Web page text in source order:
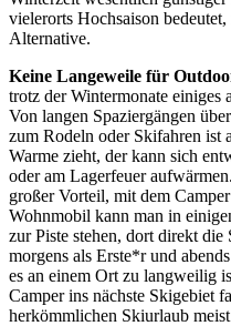
vielerorts Hochsaison
Alternative.
Keine Langeweile für
trotz der Wintermonate einiges
Von langen Spaziergängen
zum Rodeln oder Skifahren ist
Warme zieht, der kann sich
oder am Lagerfeuer
großer Vorteil, mit dem
Wohnmobil kann man in
zur Piste stehen, dort direkt
morgens als Erste*r und
es an einem Ort zu langweilig
Camper ins nächste Skigebiet
herkömmlichen Skiurlaub